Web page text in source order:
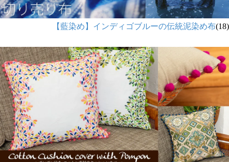
【藍染め】インディゴブルーの伝統泥染め布(18)